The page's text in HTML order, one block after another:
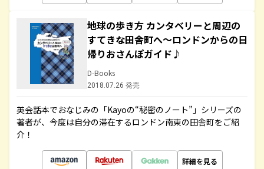
地球の歩き方 カンタベリーと周辺の
すてきな田舎町へ～ロンドンからの日
帰りおさんぽガイド♪
D-Books
2018.07.26 発売
英会話本でおなじみの「Kayoの“秘密のノート”」シリーズの
著者が、今度は自分の滞在するロンドン南東の田舎町をご紹
介！
詳細を見る